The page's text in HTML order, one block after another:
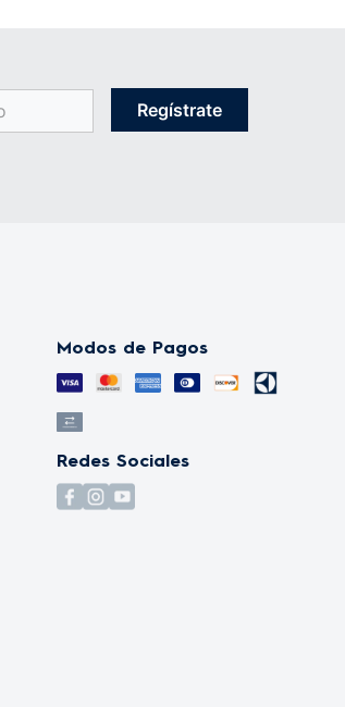
Regístrate
Modos de Pagos
Redes Sociales